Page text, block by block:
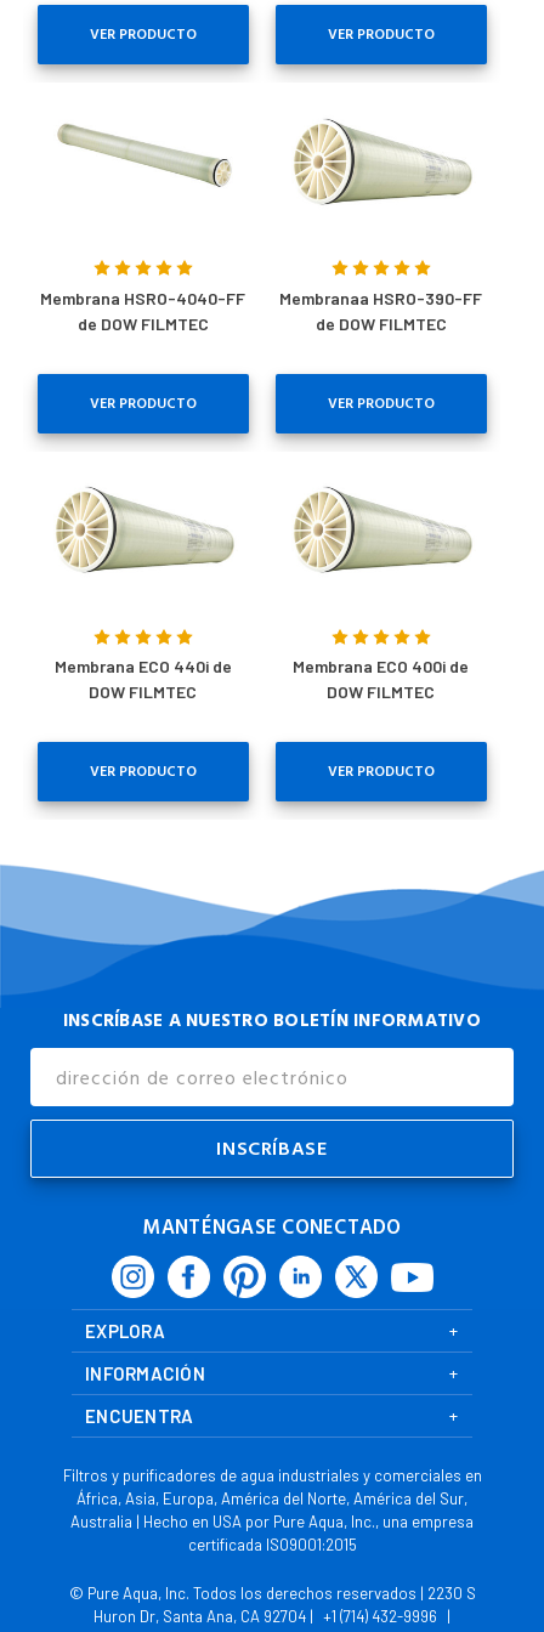
VER PRODUCTO VER PRODUCTO
Membrana HSRO-4040-FF
de DOW FILMTEC
VER PRODUCTO
Membranaa HSRO-390-FF
de DOW FILMTEC
VER PRODUCTO
Membrana ECO 440i de
DOW FILMTEC
VER PRODUCTO
Membrana ECO 400i de
DOW FILMTEC
VER PRODUCTO
INSCRÍBASE A NUESTRO BOLETÍN INFORMATIVO
Correo
MANTÉNGASE CONECTADO
EXPLORA
INFORMACIÓN
ENCUENTRA
Filtros y purificadores de agua industriales y comerciales en
África, Asia, Europa, América del Norte, América del Sur,
Australia | Hecho en USA por Pure Aqua, Inc., una empresa
certificada ISO9001:2015
© Pure Aqua, Inc. Todos los derechos reservados | 2230 S
Huron Dr, Santa Ana, CA 92704 | +1 (714) 432-9996
|